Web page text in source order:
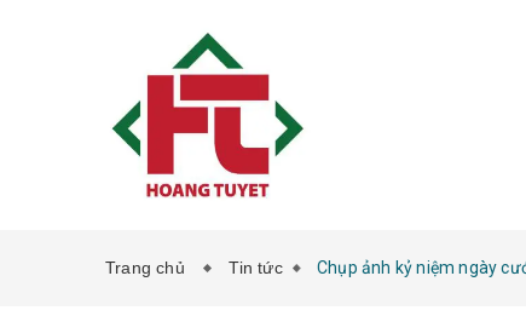
Trang chủ Tin tức Chụp ảnh kỷ niệm ngày